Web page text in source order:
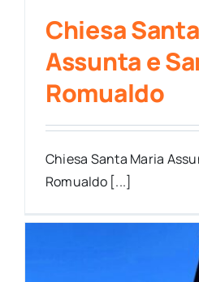
Chiesa
Assunta e
Romualdo
Chiesa Santa Maria
Romualdo [...]